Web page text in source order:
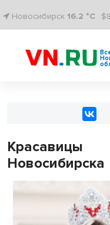
Новосибирск 16.2 °C
Красавицы
Новосибирска